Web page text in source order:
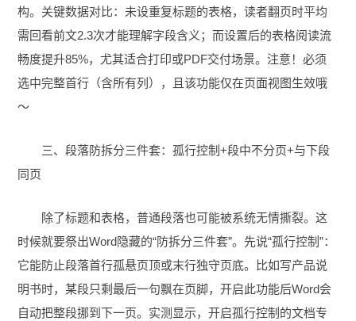
构。关键数据对比：未设重复标题的表格，读者翻页时平均
需回看前文2.3次才能理解字段含义；而设置后的表格阅读流
畅度提升85%，尤其适合打印或PDF交付场景。注意！必须
选中完整首行（含所有列），且该功能仅在页面视图生效哦
～
三、段落防拆分三件套：孤行控制+段中不分页+与下段
同页
除了标题和表格，普通段落也可能被系统无情撕裂。这
时候就要祭出Word隐藏的“防拆分三件套”。先说“孤行控制”：
它能防止段落首行孤悬页顶或末行独守页底。比如写产品说
明书时，某段只剩最后一句飘在页脚，开启此功能后Word会
自动把整段挪到下一页。实测显示，开启孤行控制的文档专